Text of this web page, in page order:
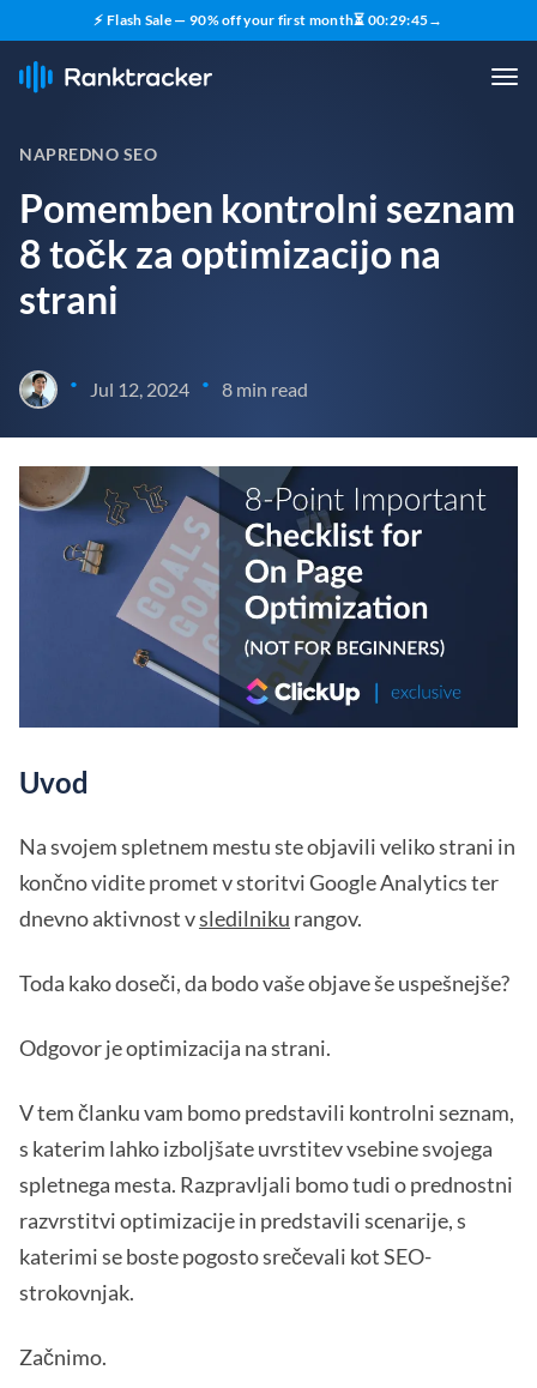
⚡ Flash Sale — 90% off your first month⏳ 00:29:44→
NAPREDNO SEO
Pomemben kontrolni seznam
8 točk za optimizacijo na
strani
• Jul 12, 2024 • 8 min read
Uvod
Na svojem spletnem mestu ste objavili veliko strani in
končno vidite promet v storitvi Google Analytics ter
dnevno aktivnost vsledilniku rangov.
Toda kako doseči, da bodo vaše objave še uspešnejše?
Odgovor je optimizacija na strani.
V tem članku vam bomo predstavili kontrolni seznam,
s katerim lahko izboljšate uvrstitev vsebine svojega
spletnega mesta. Razpravljali bomo tudi o prednostni
razvrstitvi optimizacije in predstavili scenarije, s
katerimi se boste pogosto srečevali kot SEO-
strokovnjak.
Začnimo.